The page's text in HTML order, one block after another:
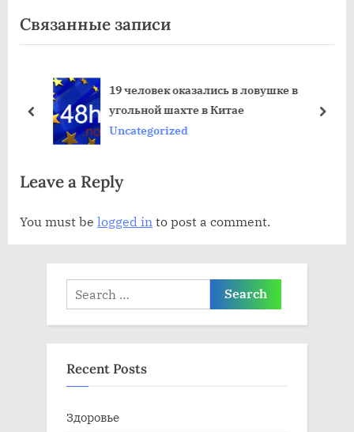
ы
д
а
а
и
д
у
щ
а
я
а
и
Связанные записи
19 человек оказались в ловушке в
угольной шахте в Китае
Uncategorized
пред
Leave a Reply
You must be logged in to post a comment.
Search
for:
Recent Posts
Здоровье